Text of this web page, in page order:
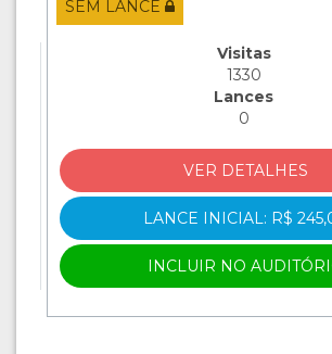
SEM LANCE
Visitas
1330
Lances
0
VER DETALHES
LANCE INICIAL: R$
INCLUIR NO